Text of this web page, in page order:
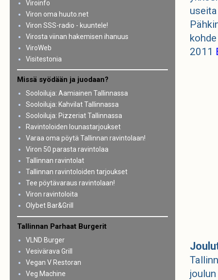
2011
Viroinfo
Viron oma huuto.net
Viron SSS-radio - kuuntele!
Virosta viinan hakemisen ihanuus
ViroWeb
Visitestonia
Missä syödään ja juodaan?
Sooloiluja: Aamiainen Tallinnassa
Sooloiluja: Kahvilat Tallinnassa
Sooloiluja: Pizzeriat Tallinnassa
Ravintoloiden lounastarjoukset
Varaa oma pöytä Tallinnan ravintolaan!
Viron 50 parasta ravintolaa
Tallinnan ravintolat
Tallinnan ravintoloiden tarjoukset
Tee pöytävaraus ravintolaan!
Viron ravintoloita
Olybet Bar&Grill
Tallinnan Parhaat Burgerit
VLND Burger
Vesivärava Grill
Vegan V Restoran
Veg Machine